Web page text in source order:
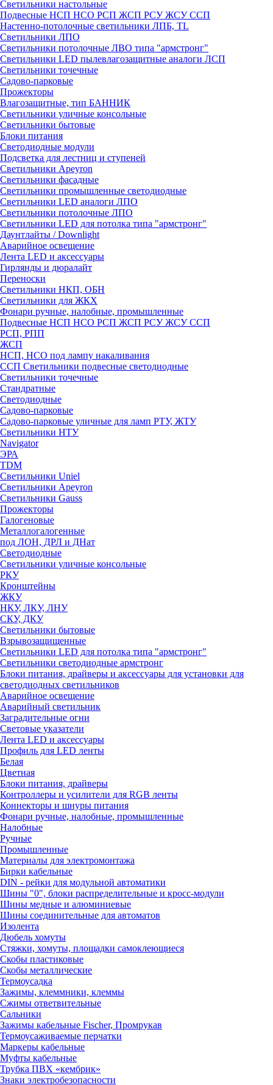
Светильники настольные
Подвесные НСП НСО РСП ЖСП РСУ ЖСУ ССП
Настенно-потолочные светильники ЛПБ, TL
Светильники ЛПО
Светильники потолочные ЛВО типа "армстронг"
Светильники LED пылевлагозащитные аналоги ЛСП
Светильники точечные
Садово-парковые
Прожекторы
Влагозащитные, тип БАННИК
Светильники уличные консольные
Светильники бытовые
Блоки питания
Светодиодные модули
Подсветка для лестниц и ступеней
Светильники Apeyron
Светильники фасадные
Светильники промышленные светодиодные
Светильники LED аналоги ЛПО
Светильники потолочные ЛПО
Светильники LED для потолка типа "армстронг"
Даунтлайты / Downlight
Аварийное освещение
Лента LED и аксессуары
Гирлянды и дюралайт
Переноски
Светильники НКП, ОБН
Светильники для ЖКХ
Фонари ручные, налобные, промышленные
Подвесные НСП НСО РСП ЖСП РСУ ЖСУ ССП
РСП, РПП
ЖСП
НСП, НСО под лампу накаливания
ССП Светильники подвесные светодиодные
Светильники точечные
Стандратные
Светодиодные
Садово-парковые
Садово-парковые уличные для ламп РТУ, ЖТУ
Светильники НТУ
Navigator
ЭРА
TDM
Светильники Uniel
Светильники Apeyron
Светильники Gauss
Прожекторы
Галогеновые
Металлогалогенные
под ЛОН, ДРЛ и ДНат
Светодиодные
Светильники уличные консольные
РКУ
Кронштейны
ЖКУ
НКУ, ЛКУ, ЛНУ
СКУ, ДКУ
Светильники бытовые
Взрывозащищенные
Светильники LED для потолка типа "армстронг"
Светильники светодиодные армстронг
Блоки питания, драйверы и аксессуары для установки для
светодиодных светильников
Аварийное освещение
Аварийный светильник
Заградительные огни
Световые указатели
Лента LED и аксессуары
Профиль для LED ленты
Белая
Цветная
Блоки питания, драйверы
Контроллеры и усилители для RGB ленты
Коннекторы и шнуры питания
Фонари ручные, налобные, промышленные
Налобные
Ручные
Промышленные
Материалы для электромонтажа
Бирки кабельные
DIN - рейки для модульной автоматики
Шины "0", блоки распределительные и кросс-модули
Шины медные и алюминиевые
Шины соединительные для автоматов
Изолента
Дюбель хомуты
Стяжки, хомуты, площадки самоклеющиеся
Скобы пластиковые
Скобы металлические
Термоусадка
Зажимы, клеммники, клеммы
Сжимы ответвительные
Сальники
Зажимы кабельные Fischer, Промрукав
Термоусаживаемые перчатки
Маркеры кабельные
Муфты кабельные
Трубка ПВХ «кембрик»
Знаки электробезопасности